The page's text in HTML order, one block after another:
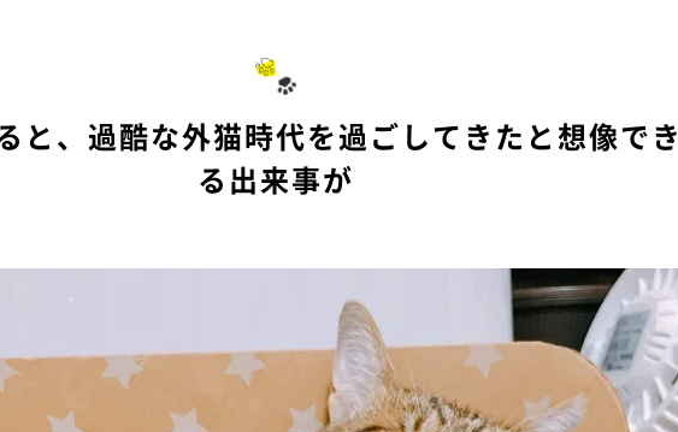
と、過酷な外猫時代を過ごしてきたと想像でき
る出来事が